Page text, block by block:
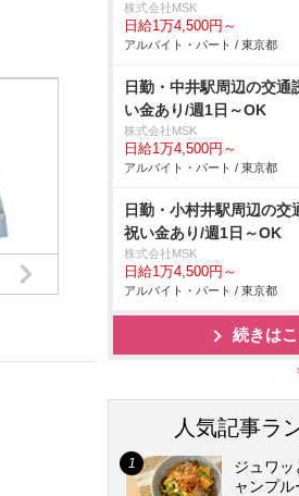
株式会社MSK
日給1万4,500円～
アルバイト・パート / 東京都
日勤・中井駅周辺の交通
い金あり/週1日～OK
株式会社MSK
日給1万4,500円～
アルバイト・パート / 東京都
日勤・小村井駅周辺の交
祝い金あり/週1日～OK
株式会社MSK
日給1万4,500円～
アルバイト・パート / 東京都
続きは
人気記事ラ
ジュワッ
ャンプ